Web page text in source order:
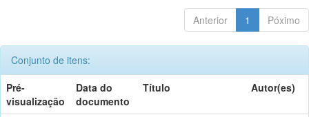
Anterior 1 Póximo
Conjunto de itens:
Pré-
visualização
Data do
documento
Título Autor(es)